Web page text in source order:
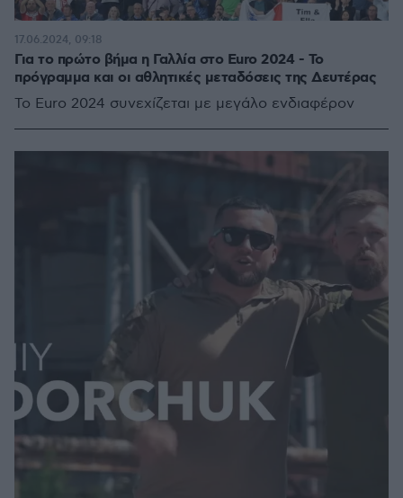
Για το πρώτο βήμα η Γαλλία στο Euro 2024 - Το
πρόγραμμα και οι αθλητικές μεταδόσεις της Δευτέρας
Το Euro 2024 συνεχίζεται με μεγάλο ενδιαφέρον
17.06.2024, 09:18